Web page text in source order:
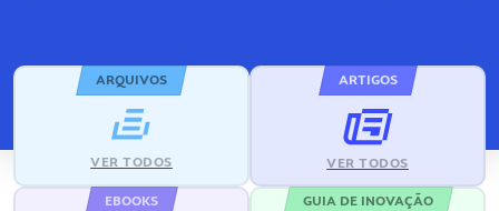
ARQUIVOS
VER TODOS
ARTIGOS
VER TODOS
EBOOKS GUIA DE INOVAÇÃO